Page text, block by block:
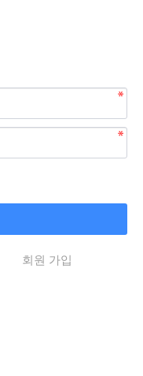
회원 가입